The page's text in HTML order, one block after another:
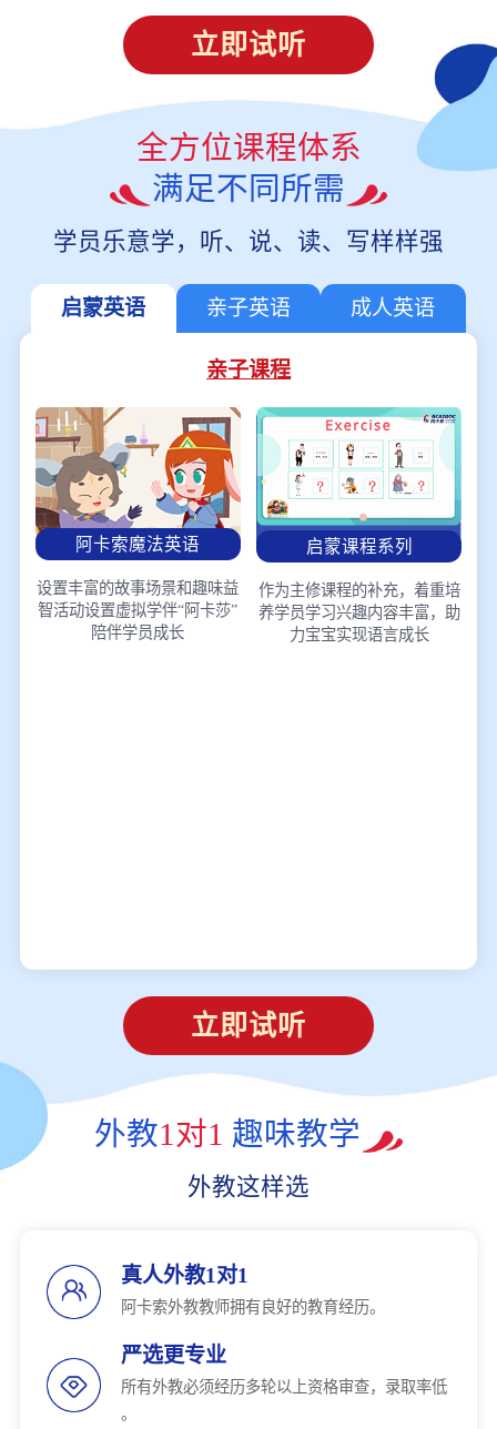
立即试听
全方位课程体系
满足不同所需
学员乐意学，听、说、读、写样样强
启蒙英语 亲子英语 成人英语
亲子课程
阿卡索魔法英语
设置丰富的故事场景和趣味益
智活动设置虚拟学伴“阿卡莎”
陪伴学员成长
启蒙课程系列
作为主修课程的补充，着重培
养学员学习兴趣内容丰富，助
力宝宝实现语言成长
立即试听
外教1对1 趣味教学
外教这样选
真人外教1对1
阿卡索外教教师拥有良好的教育经历。
严选更专业
所有外教必须经历多轮以上资格审查，录取率低
。